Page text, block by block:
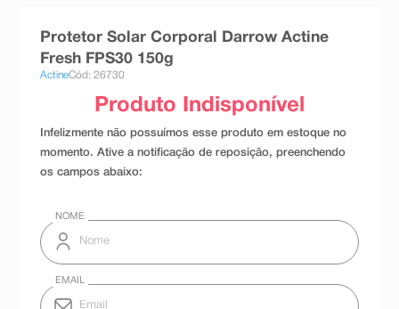
Protetor Solar Corporal Darrow Actine
Fresh FPS30 150g
ActineCód: 26730
absorvente
10ºshampoo